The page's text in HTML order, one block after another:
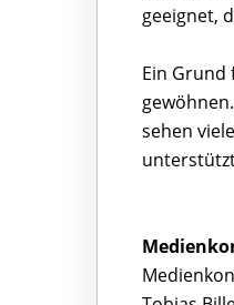
geeignet,
Ein Grund
sehen